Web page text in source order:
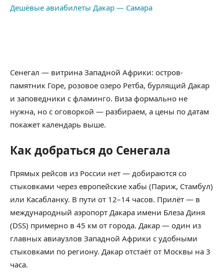
Дешёвые авиабилеты Дакар — Самара
Сенегал — витрина Западной Африки: остров-
памятник Горе, розовое озеро Ретба, бурлящий Дакар
и заповедники с фламинго. Виза формально не
нужна, но с оговоркой — разбираем, а цены по датам
покажет календарь выше.
Как добраться до Сенегала
Прямых рейсов из России нет — добираются со
стыковками через европейские хабы (Париж, Стамбул)
или Касабланку. В пути от 12–14 часов. Прилёт — в
международный аэропорт Дакара имени Блеза Диня
(DSS) примерно в 45 км от города. Дакар — один из
главных авиаузлов Западной Африки с удобными
стыковками по региону. Дакар отстаёт от Москвы на 3
часа.